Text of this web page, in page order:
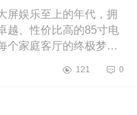
娱乐至上的年代，拥
越、性价比高的85寸电
个家庭客厅的终极梦
影院级别的视觉盛宴，
121 0